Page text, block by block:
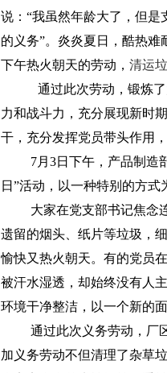
说：“我虽然年龄大了，但
的义务”。炎炎夏日，酷热
下午热火朝天的劳动， 清运
通过此次劳动，锻炼
力和战斗力，充分展现新时
干，充分发挥党员带头作用
7月 3日 下午，产品制造
日”活动，以一种特别的方式
大家在党支部书记焦念
遗留的烟头、纸片等垃圾，
愉快又热火朝天。有的党员
被汗水湿透，却始终没有人
环境干净整洁，以一个新的
通过此次义务劳动，厂
加义务劳动不但清理了杂草